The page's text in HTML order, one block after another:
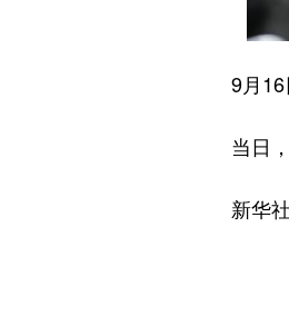
9月16日
当日，
新华社